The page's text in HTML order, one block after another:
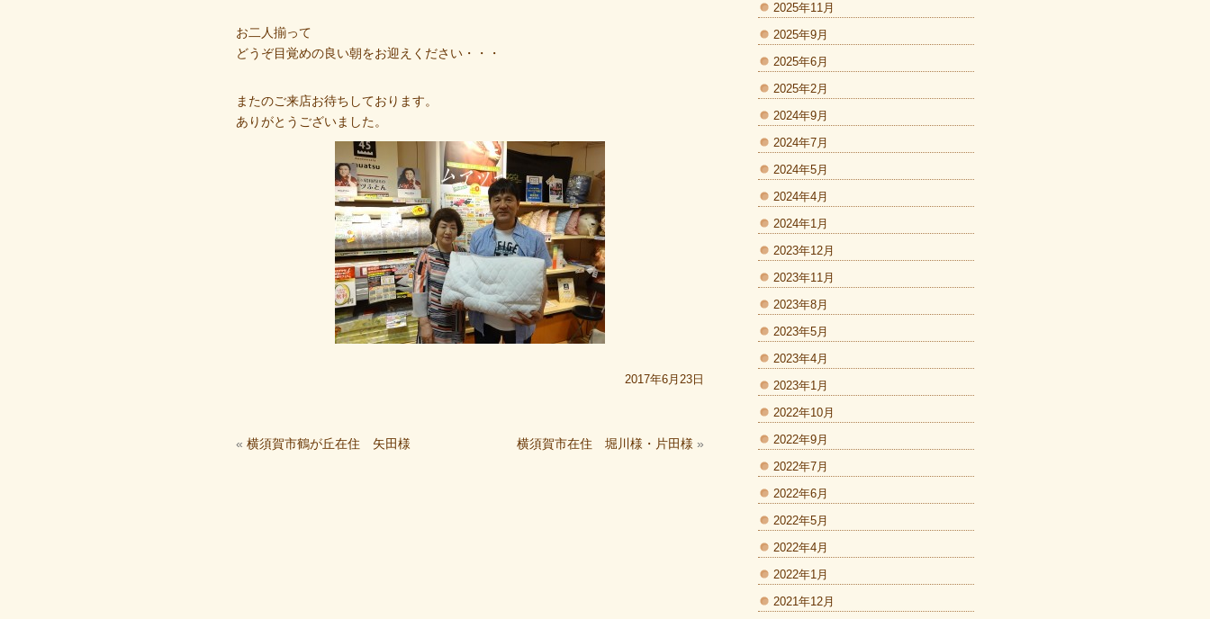
お二人揃って
どうぞ目覚めの良い朝をお迎えください・・・
またのご来店お待ちしております。
ありがとうございました。
2017年6月23日
« 横須賀市鶴が丘在住 矢田様 横須賀市在住 堀川様・片田様 »
2025年11月
2025年9月
2025年6月
2025年2月
2024年9月
2024年7月
2024年5月
2024年4月
2024年1月
2023年12月
2023年11月
2023年8月
2023年5月
2023年4月
2023年1月
2022年10月
2022年9月
2022年7月
2022年6月
2022年5月
2022年4月
2022年1月
2021年12月